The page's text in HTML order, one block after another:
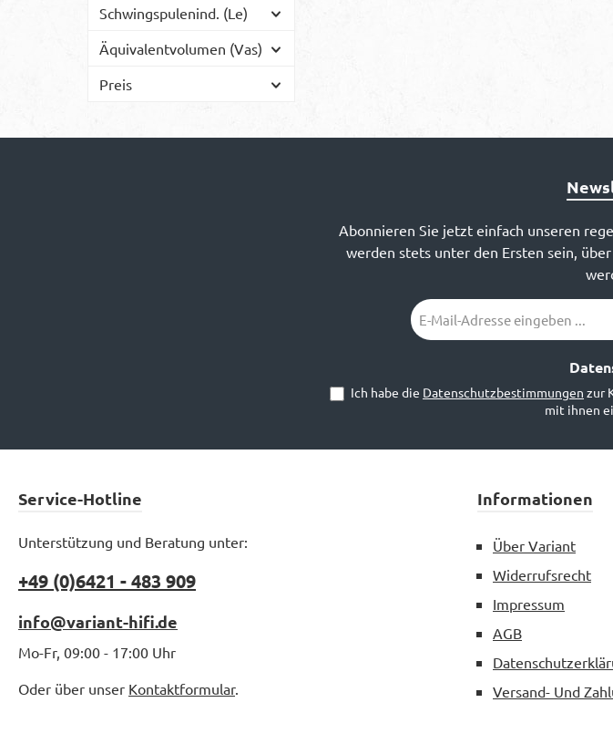
Schwingspulenind. (Le)
Äquivalentvolumen (Vas)
Preis
Abonnieren Sie jetzt einfach unseren
werden stets unter den Ersten sein,
E-
Mail-
Ich habe die Datenschutzbestimmungen zur
mit ihnen
Service-Hotline
Unterstützung und Beratung unter:
+49 (0)6421 - 483 909
info@variant-hifi.de
Mo-Fr, 09:00 - 17:00 Uhr
Oder über unser Kontaktformular.
Informationen
Über Variant
Widerrufsrecht
Impressum
AGB
Versand- Und